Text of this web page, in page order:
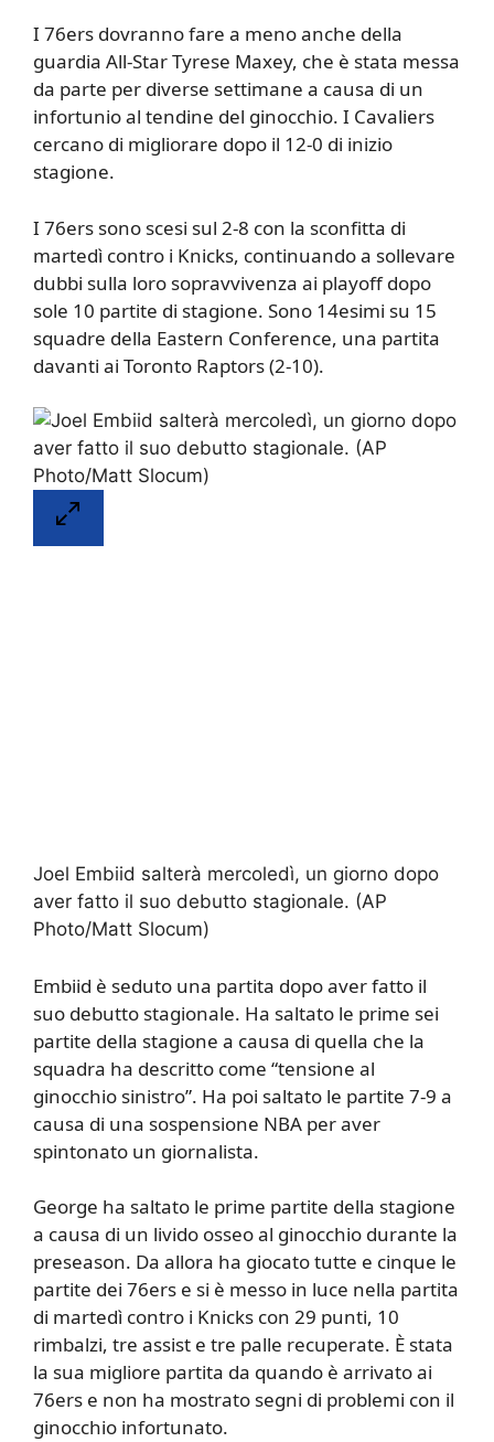
I 76ers dovranno fare a meno anche della
guardia All-Star Tyrese Maxey, che è stata messa
da parte per diverse settimane a causa di un
infortunio al tendine del ginocchio. I Cavaliers
cercano di migliorare dopo il 12-0 di inizio
stagione.
I 76ers sono scesi sul 2-8 con la sconfitta di
martedì contro i Knicks, continuando a sollevare
dubbi sulla loro sopravvivenza ai playoff dopo
sole 10 partite di stagione. Sono 14esimi su 15
squadre della Eastern Conference, una partita
davanti ai Toronto Raptors (2-10).
Joel Embiid salterà mercoledì, un giorno dopo
aver fatto il suo debutto stagionale. (AP
Photo/Matt Slocum)
Embiid è seduto una partita dopo aver fatto il
suo debutto stagionale. Ha saltato le prime sei
partite della stagione a causa di quella che la
squadra ha descritto come “tensione al
ginocchio sinistro”. Ha poi saltato le partite 7-9 a
causa di una sospensione NBA per aver
spintonato un giornalista.
George ha saltato le prime partite della stagione
a causa di un livido osseo al ginocchio durante la
preseason. Da allora ha giocato tutte e cinque le
partite dei 76ers e si è messo in luce nella partita
di martedì contro i Knicks con 29 punti, 10
rimbalzi, tre assist e tre palle recuperate. È stata
la sua migliore partita da quando è arrivato ai
76ers e non ha mostrato segni di problemi con il
ginocchio infortunato.